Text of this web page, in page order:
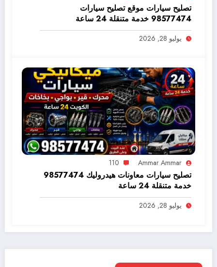
تصليح سيارات موقع تصليح سيارات
98577474 خدمة متنقلة 24 ساعة
يوليو 28, 2026
Ammar Ammar
110
تصليح سيارات معاونات هيدروليك 98577474
خدمة متنقلة 24 ساعة
يوليو 28, 2026